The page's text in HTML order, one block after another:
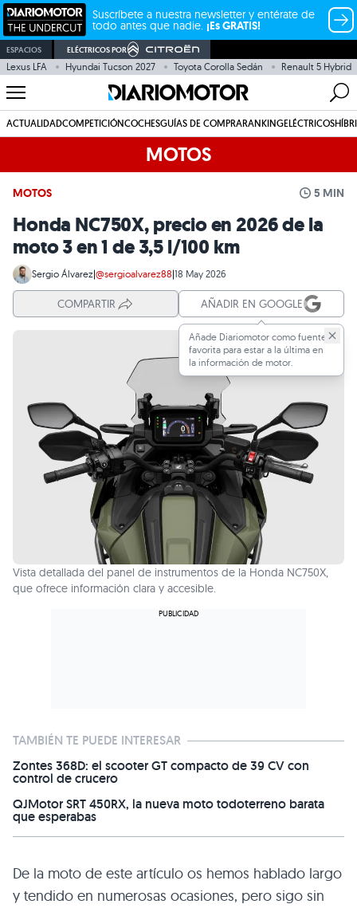
Suscríbete a nuestra newsletter y entérate de
todo antes que nadie. ¡Es GRATIS!
ESPACIOS ELÉCTRICOS POR
Lexus LFA Hyundai Tucson 2027 Toyota Corolla Sedán Renault 5 Hybrid
ACTUALIDADCOMPETICIÓNCOCHESGUÍAS DE COMPRARANKINGELÉCTRICOS
MOTOS
MOTOS 5 MIN
Honda NC750X, precio en 2026 de la
moto 3 en 1 de 3,5 l/100 km
Sergio Álvarez|@sergioalvarez88|18 May 2026
COMPARTIR AÑADIR EN GOOGLE
Añade Diariomotor como fuente
favorita para estar a la última en
la información de motor.
Vista detallada del panel de instrumentos de la Honda NC750X,
que ofrece información clara y accesible.
TAMBIÉN TE PUEDE INTERESAR
Zontes 368D: el scooter GT compacto de 39 CV con
control de crucero
QJMotor SRT 450RX, la nueva moto todoterreno barata
que esperabas
De la moto de este artículo os hemos hablado largo
y tendido en numerosas ocasiones, pero sigo sin